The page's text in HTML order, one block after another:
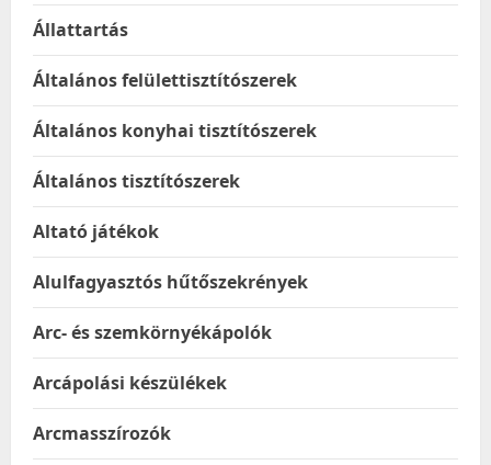
Állattartás
Általános felülettisztítószerek
Általános konyhai tisztítószerek
Általános tisztítószerek
Altató játékok
Alulfagyasztós hűtőszekrények
Arc- és szemkörnyékápolók
Arcápolási készülékek
Arcmasszírozók